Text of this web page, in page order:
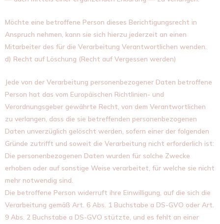
Möchte eine betroffene Person dieses Berichtigungsrecht in
Anspruch nehmen, kann sie sich hierzu jederzeit an einen
Mitarbeiter des für die Verarbeitung Verantwortlichen wenden.
d) Recht auf Löschung (Recht auf Vergessen werden)
Jede von der Verarbeitung personenbezogener Daten betroffene
Person hat das vom Europäischen Richtlinien- und
Verordnungsgeber gewährte Recht, von dem Verantwortlichen
zu verlangen, dass die sie betreffenden personenbezogenen
Daten unverzüglich gelöscht werden, sofern einer der folgenden
Gründe zutrifft und soweit die Verarbeitung nicht erforderlich ist:
Die personenbezogenen Daten wurden für solche Zwecke
erhoben oder auf sonstige Weise verarbeitet, für welche sie nicht
mehr notwendig sind.
Die betroffene Person widerruft ihre Einwilligung, auf die sich die
Verarbeitung gemäß Art. 6 Abs. 1 Buchstabe a DS-GVO oder Art.
9 Abs. 2 Buchstabe a DS-GVO stützte, und es fehlt an einer